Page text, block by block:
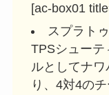
[ac-box01
スプラト
TPSシューテ
ルとしてナ
り、4対4の